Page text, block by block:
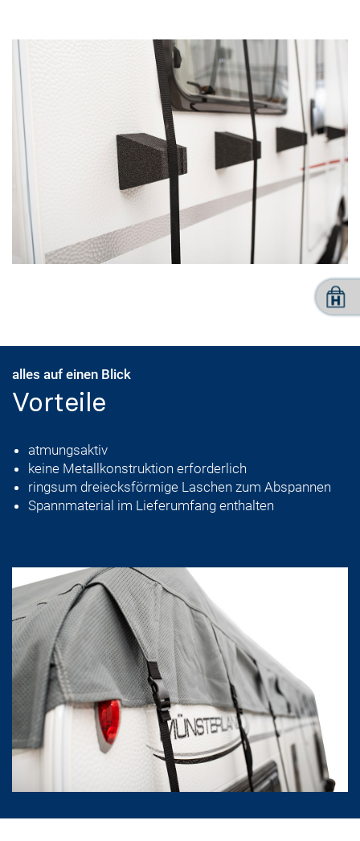
alles auf einen Blick
Vorteile
atmungsaktiv
keine Metallkonstruktion erforderlich
ringsum dreiecksförmige Laschen zum Abspannen
Spannmaterial im Lieferumfang enthalten